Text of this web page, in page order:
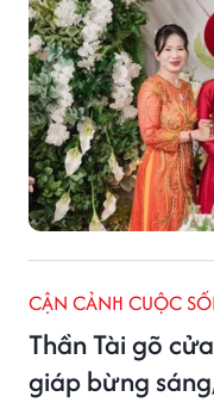
CẬN CẢNH CUỘC
Thần Tài gõ
giáp bừng